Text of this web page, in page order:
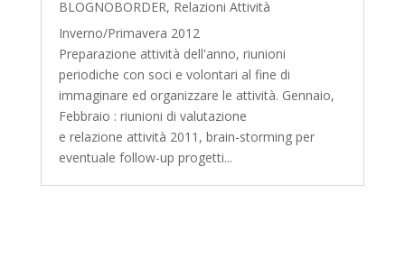
BLOGNOBORDER, Relazioni Attività
Inverno/Primavera 2012
Preparazione attività dell'anno, riunioni
periodiche con soci e volontari al fine di
immaginare ed organizzare le attività. Gennaio,
Febbraio : riunioni di valutazione
e relazione attività 2011, brain-storming per
eventuale follow-up progetti...